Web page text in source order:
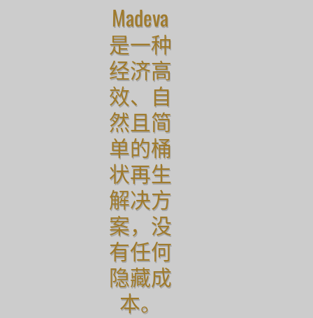
Madeva
是一种
经济高
效、自
然且简
单的桶
状再生
解决方
案，没
有任何
隐藏成
本。